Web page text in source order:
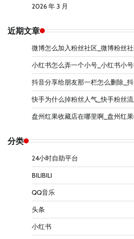
2026 年 3 月
近期文章
微博怎么加入粉丝社区_微博粉丝
小红书怎么弄一个小号_小红书小
抖音分享给朋友那一栏怎么删除_
快手为什么掉粉丝人气_快手粉丝流
盘州红果收藏店在哪里啊_盘州红
分类
24小时自助平台
BILIBILI
QQ音乐
头条
小红书